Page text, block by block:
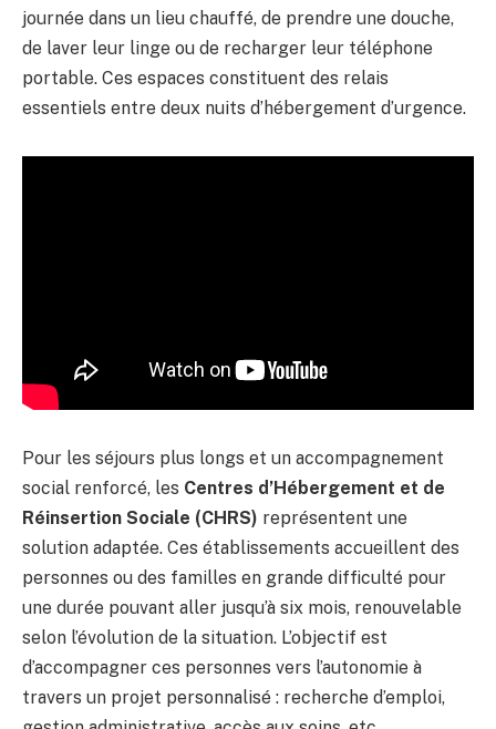
journée dans un lieu chauffé, de prendre une douche,
de laver leur linge ou de recharger leur téléphone
portable. Ces espaces constituent des relais
essentiels entre deux nuits d’hébergement d’urgence.
Pour les séjours plus longs et un accompagnement
social renforcé, les Centres d’Hébergement et de
Réinsertion Sociale (CHRS) représentent une
solution adaptée. Ces établissements accueillent des
personnes ou des familles en grande difficulté pour
une durée pouvant aller jusqu’à six mois, renouvelable
selon l’évolution de la situation. L’objectif est
d’accompagner ces personnes vers l’autonomie à
travers un projet personnalisé : recherche d’emploi,